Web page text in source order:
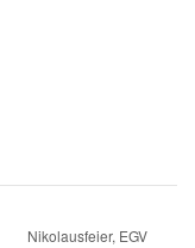
Nikolausfeier, EGV